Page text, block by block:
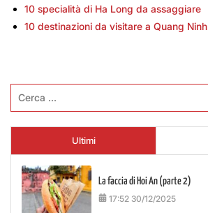
10 specialità di Ha Long da assaggiare
10 destinazioni da visitare a Quang Ninh
per:
Ultimi
La faccia di Hoi An (parte 2)
17:52 30/12/2025